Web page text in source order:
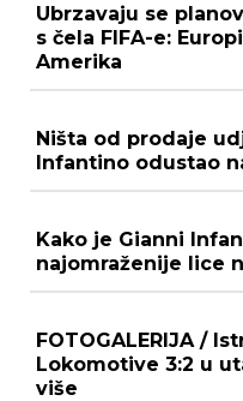
Ubrzavaju se
s čela FIFA-e:
Amerika
Ništa od prodaje
Infantino odustao
Kako je Gianni
najomraženije lice
FOTOGALERIJA /
Lokomotive 3:2 u
više